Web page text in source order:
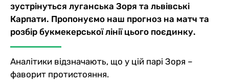
зустрінуться луганська Зоря та львівські
Карпати. Пропонуємо наш прогноз на матч та
розбір букмекерської лінії цього поєдинку.
Аналітики відзначають, що у цій парі Зоря –
фаворит протистояння.